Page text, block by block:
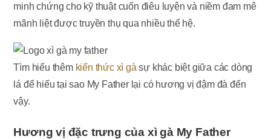
minh chứng cho kỹ thuật cuốn điêu luyện và niềm đam mê
mãnh liệt được truyền thụ qua nhiều thế hệ.
Tìm hiểu thêm kiến thức xì gà sự khác biệt giữa các dòng
lá để hiểu tại sao My Father lại có hương vị đậm đà đến
vậy.
Hương vị đặc trưng của xì gà My Father